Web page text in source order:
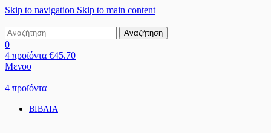
Skip to navigation Skip to main content
Αναζήτηση
0
4 προϊόντα €45.70
Μενου
4 προϊόντα
ΒΙΒΛΙΑ